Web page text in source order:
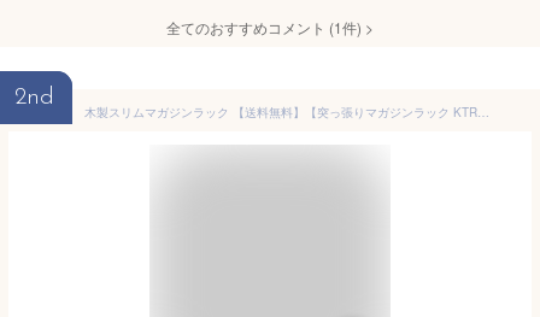
全てのおすすめコメント (1件) >
2nd
木製スリムマガジンラック 【送料無料】【突っ張りマガジンラック KTR-3177】 壁面収納ラック 棚付き 壁面マガジンラック つっぱり収納ラック 賃貸 店舗 オシャレ 木製